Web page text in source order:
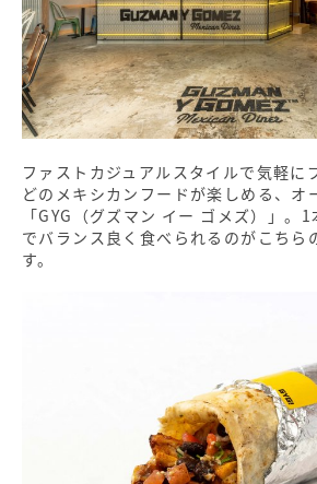
ファストカジュアルスタイルで気軽に
どのメキシカンフードが楽しめる、オ
「GYG（グズマン イー ゴメズ）」。
でバランス良く食べられるのがこちら
す。